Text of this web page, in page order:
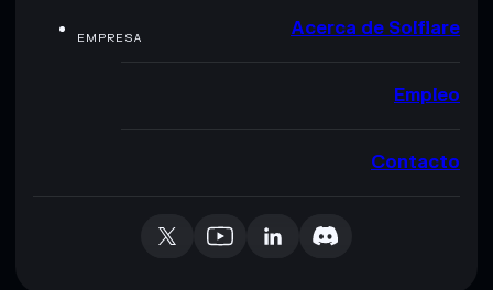
EMPRESA Acerca de Solflare
Empleo
Contacto